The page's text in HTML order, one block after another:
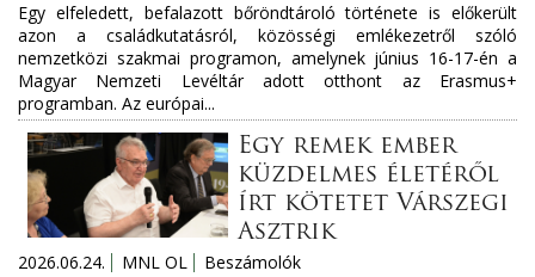
Egy elfeledett, befalazott bőröndtároló története is előkerült
azon a családkutatásról, közösségi emlékezetről szóló
nemzetközi szakmai programon, amelynek június 16-17-én a
Magyar Nemzeti Levéltár adott otthont az Erasmus+
programban. Az európai...
Egy remek ember
küzdelmes életéről
írt kötetet Várszegi
Asztrik
2026.06.24. MNL OL
Beszámolók